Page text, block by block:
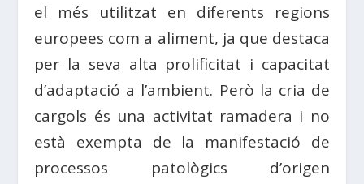
el més utilitzat en diferents regions
europees com a aliment, ja que destaca
per la seva alta prolificitat i capacitat
d’adaptació a l’ambient. Però la cria de
cargols és una activitat ramadera i no
està exempta de la manifestació de
processos patològics d’origen